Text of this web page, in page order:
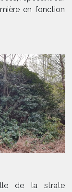
en fonction
de la strate